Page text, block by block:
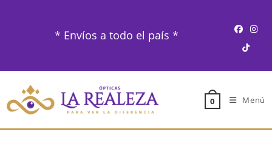
* Envíos a todo el país *
0 Menú